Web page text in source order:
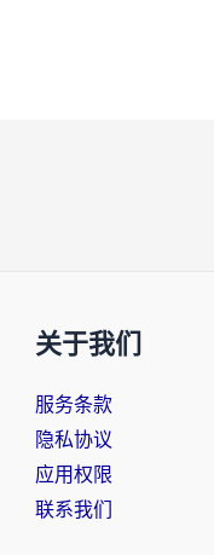
关于我们
服务条款
隐私协议
应用权限
联系我们